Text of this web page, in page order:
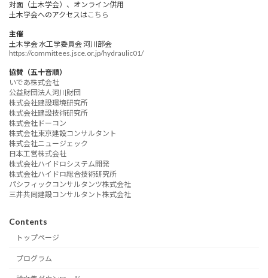
対面（土木学会）、オンライン併用
土木学会へのアクセスはこちら
主催
土木学会 水工学委員会 河川部会
https://committees.jsce.or.jp/hydraulic01/
協賛（五十音順）
いであ株式会社
公益財団法人河川財団
株式会社建設環境研究所
株式会社建設技術研究所
株式会社ドーコン
株式会社東京建設コンサルタント
株式会社ニュージェック
日本工営株式会社
株式会社ハイドロシステム開発
株式会社ハイドロ総合技術研究所
パシフィックコンサルタンツ株式会社
三井共同建設コンサルタント株式会社
Contents
トップページ
プログラム